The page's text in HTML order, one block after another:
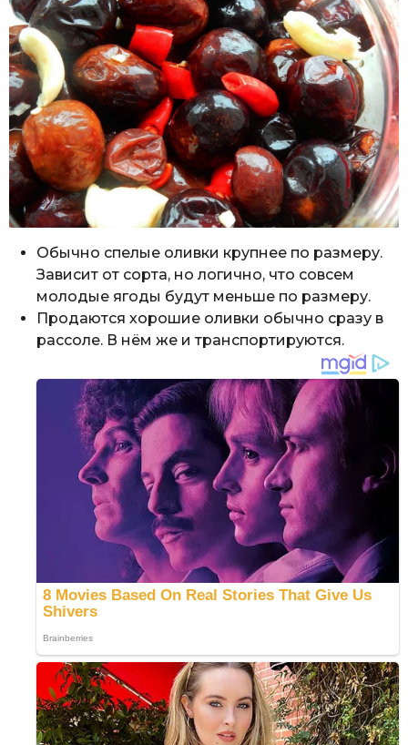
Обычно спелые оливки крупнее по размеру.
Зависит от сорта, но логично, что совсем
молодые ягоды будут меньше по размеру.
Продаются хорошие оливки обычно сразу в
рассоле. В нём же и транспортируются.